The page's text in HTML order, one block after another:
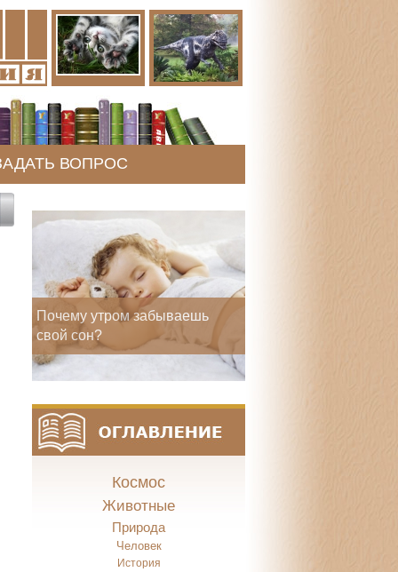
ВОПРОС
Почему утром забываешь
свой сон?
Космос
Животные
Природа
Человек
История